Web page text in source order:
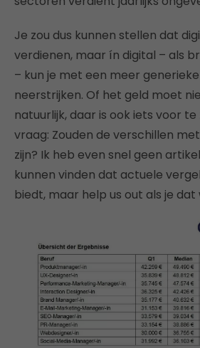
Je zou dus kunnen stellen dat
verdienen, maar ín digital – als
– kun je met een meer
neerstrijken. Of het geld moet
natuurlijk, daar is ook iets voor te
vraag: Zouden de verschillen
zijn? Ik heb even snel geen
kunnen vinden dat actuele
biedt, maar help us out als je dat